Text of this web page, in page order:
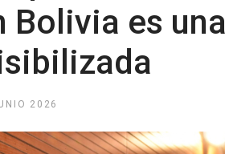
Bolivia es una
2026